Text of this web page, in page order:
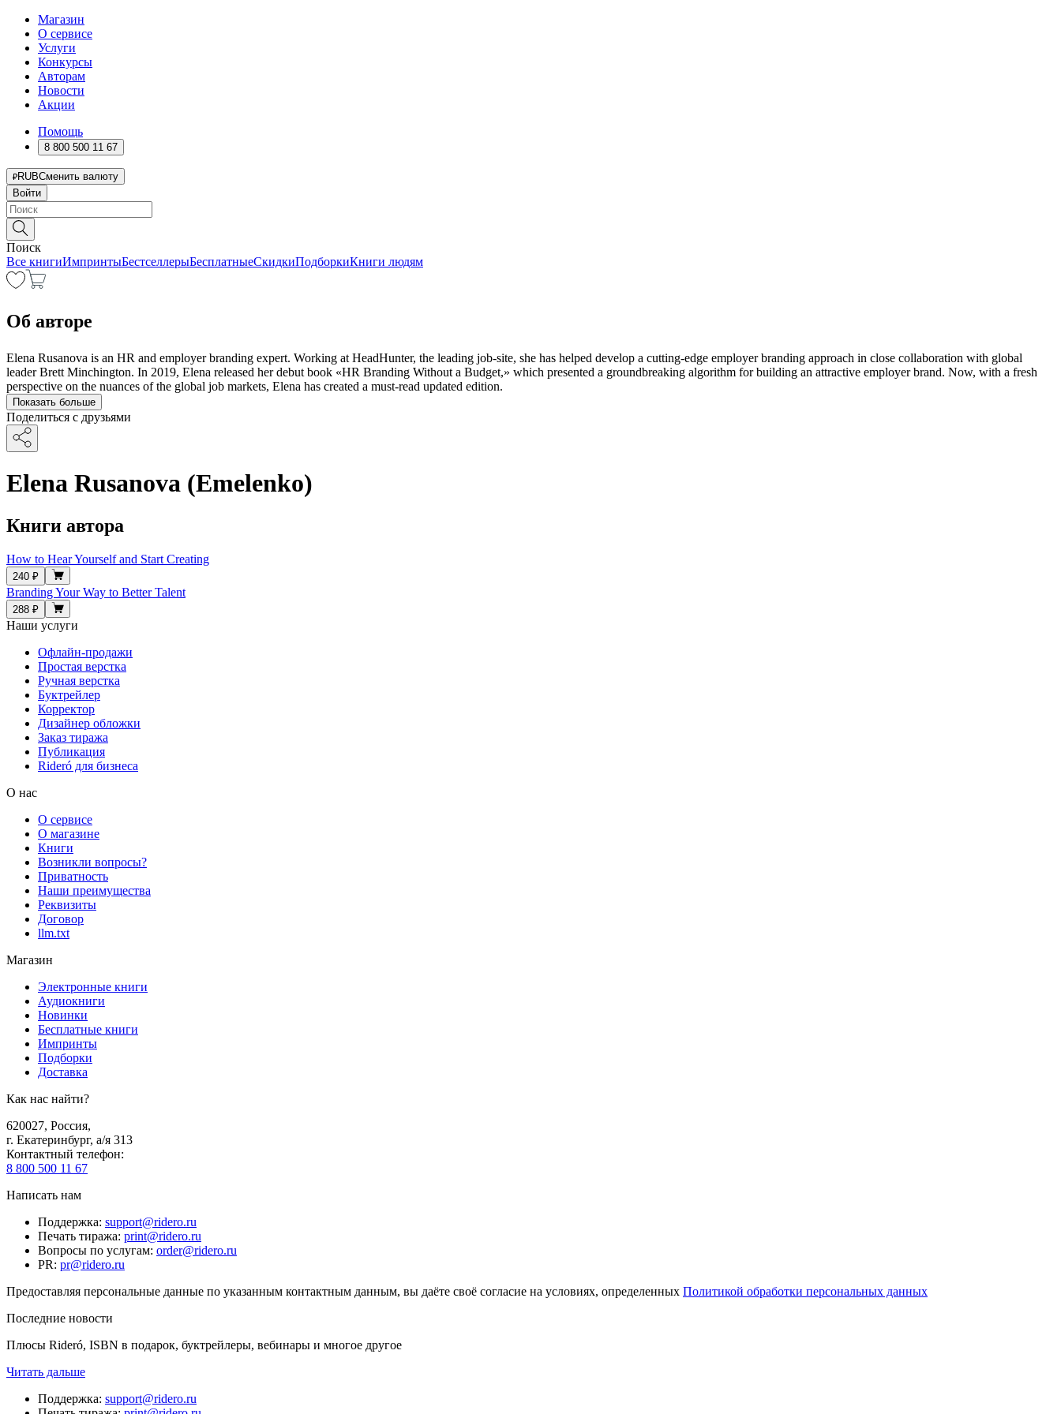
Магазин
О сервисе
Услуги
Конкурсы
Авторам
Новости
Акции
Помощь
8 800 500 11 67
RUBСменить валюту
Войти
Поиск
Все книгиИмпринтыБестселлерыБесплатныеСкидкиПодборкиКниги людям
Об авторе
Elena Rusanova is an HR and employer branding expert. Working at HeadHunter, the leading job-site, she has helped develop a cutting-edge employer branding approach in close collaboration with global
leader Brett Minchington. In 2019, Elena released her debut book «HR Branding Without a Budget,» which presented a groundbreaking algorithm for building an attractive employer brand. Now, with a fresh
perspective on the nuances of the global job markets, Elena has created a must-read updated edition.
Показать больше
Поделиться с друзьями
Elena Rusanova (Emelenko)
Книги автора
How to Hear Yourself and Start Creating
240 ₽
Branding Your Way to Better Talent
288 ₽
Наши услуги
Офлайн-продажи
Простая верстка
Ручная верстка
Буктрейлер
Корректор
Дизайнер обложки
Заказ тиража
Публикация
Rideró для бизнеса
О нас
О сервисе
О магазине
Книги
Возникли вопросы?
Приватность
Наши преимущества
Реквизиты
Договор
llm.txt
Магазин
Электронные книги
Аудиокниги
Новинки
Бесплатные книги
Импринты
Подборки
Доставка
Как нас найти?
620027, Россия,
г. Екатеринбург, а/я 313
Контактный телефон:
8 800 500 11 67
Написать нам
Поддержка: support@ridero.ru
Печать тиража: print@ridero.ru
Вопросы по услугам: order@ridero.ru
PR: pr@ridero.ru
Предоставляя персональные данные по указанным контактным данным, вы даёте своё согласие на условиях, определенных Политикой обработки персональных данных
Последние новости
Плюсы Rideró, ISBN в подарок, буктрейлеры, вебинары и многое другое
Читать дальше
Поддержка: support@ridero.ru